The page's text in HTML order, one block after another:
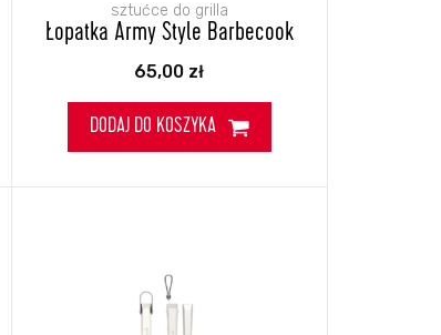
sztućce do grilla
Łopatka Army Style Barbecook
65,00 zł
DODAJ DO KOSZYKA